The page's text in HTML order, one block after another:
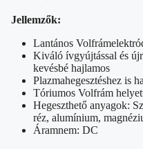
Jellemzők:
Lantános
Kiváló ívgyújtással és
kevésbé hajlamos
Plazmahegesztéshez is
Tóriumos Volfrám
Hegeszthető anyagok:
réz, alumínium,
Áramnem: DC